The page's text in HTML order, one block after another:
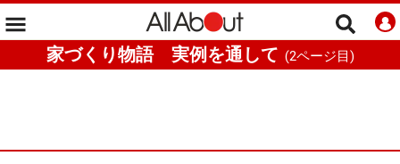
家づくり物語 実例を通して (2ページ目)